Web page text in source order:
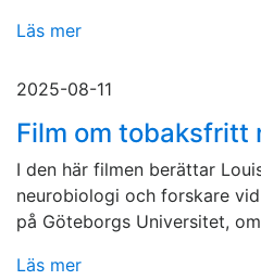
Läs mer
2025-08-11
Film om tobaksfritt
I den här filmen berättar
neurobiologi och forskare
på Göteborgs Universitet,
Läs mer